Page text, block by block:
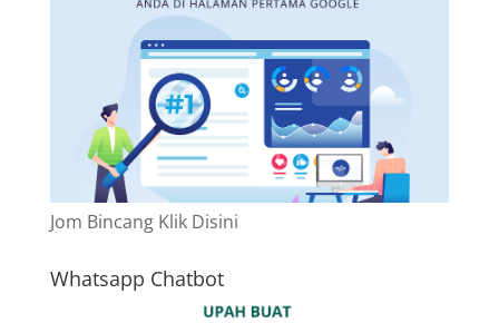
Jom Bincang Klik Disini
Whatsapp Chatbot